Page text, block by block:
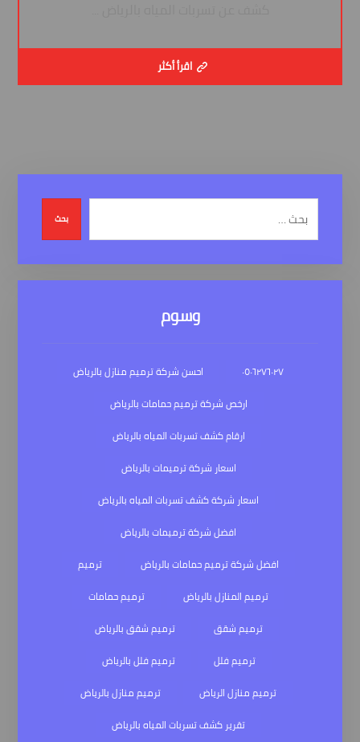
اقرأ أكثر
بحث
وسوم
٠٥٠٦٢٧٦٠٢٧
احسن شركة ترميم منازل بالرياض
ارخص شركة ترميم حمامات بالرياض
ارقام كشف تسربات المياه بالرياض
اسعار شركة ترميمات بالرياض
اسعار شركة كشف تسربات المياه بالرياض
افضل شركة ترميمات بالرياض
افضل شركة ترميم حمامات بالرياض
ترميم
ترميم المنازل بالرياض
ترميم حمامات
ترميم شقق
ترميم شقق بالرياض
ترميم فلل
ترميم فلل بالرياض
ترميم منازل الرياض
ترميم منازل بالرياض
تقرير كشف تسربات المياه بالرياض